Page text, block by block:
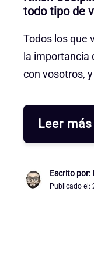
todo tipo de
Todos los que
la importancia
con vosotros,
Leer más
Escrito por:
Publicado el: